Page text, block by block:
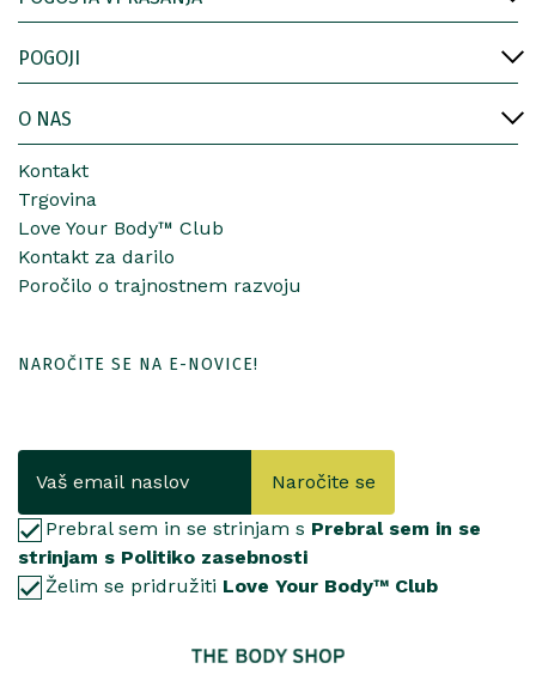
POGOJI
O NAS
Kontakt
Trgovina
Love Your Body™ Club
Kontakt za darilo
Poročilo o trajnostnem razvoju
NAROČITE SE NA E-NOVICE!
Naročite se
Prebral sem in se strinjam s Prebral sem in se
strinjam s Politiko zasebnosti
Želim se pridružiti Love Your Body™ Club